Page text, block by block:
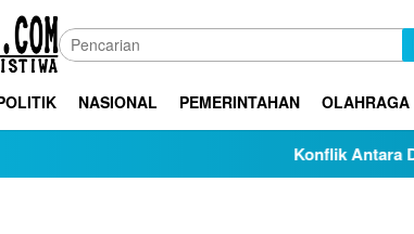
NASIONAL PEMERINTAHAN OLAHRAGA
Konflik Antara Desa